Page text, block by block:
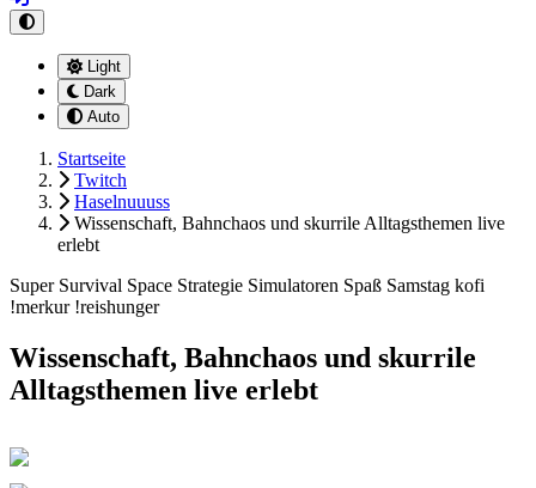
Light
Dark
Auto
Startseite
Twitch
Haselnuuuss
Wissenschaft, Bahnchaos und skurrile Alltagsthemen live
erlebt
Super Survival Space Strategie Simulatoren Spaß Samstag kofi
!merkur !reishunger
Wissenschaft, Bahnchaos und skurrile
Alltagsthemen live erlebt